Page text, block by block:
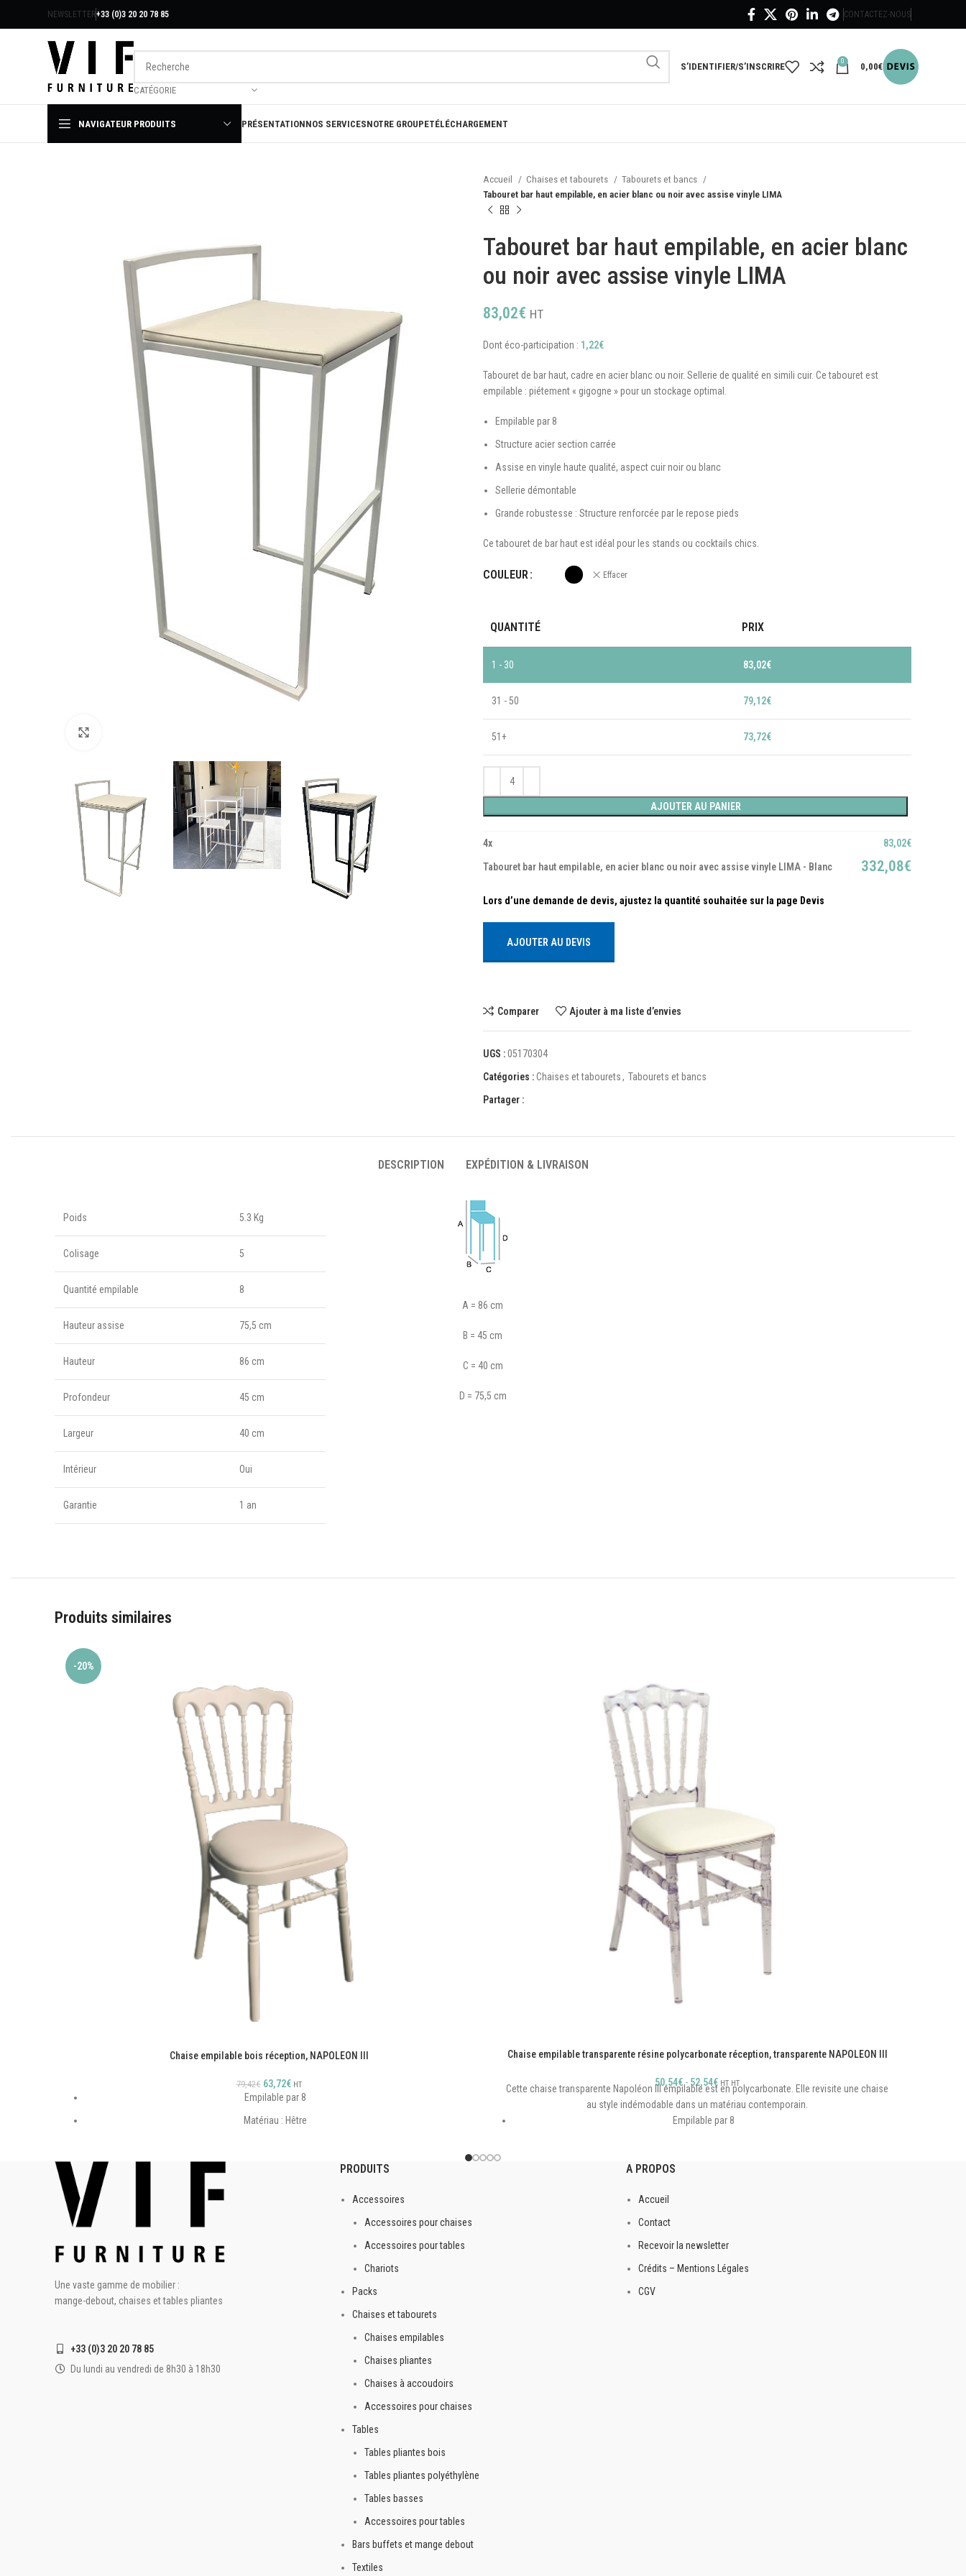
NEWSLETTER+33 (0)3 20 20 78 85 CONTACTEZ-NOUS
CATÉGORIE
S’IDENTIFIER/S’INSCRIRE
0
0,00€
NAVIGATEUR PRODUITS PRÉSENTATIONNOS SERVICESNOTRE GROUPETÉLÉCHARGEMENT
Accueil Chaises et tabourets
Tabourets et bancs
Tabouret bar haut empilable, en acier blanc ou noir avec assise vinyle LIMA
Tabouret bar haut empilable, en acier blanc
ou noir avec assise vinyle LIMA
83,02€ HT
Dont éco-participation : 1,22€
Tabouret de bar haut, cadre en acier blanc ou noir. Sellerie de qualité en simili cuir. Ce tabouret est
empilable : piétement « gigogne » pour un stockage optimal.
Empilable par 8
Structure acier section carrée
Assise en vinyle haute qualité, aspect cuir noir ou blanc
Sellerie démontable
Grande robustesse : Structure renforcée par le repose pieds
Ce tabouret de bar haut est idéal pour les stands ou cocktails chics.
COULEUR Effacer
QUANTITÉ PRIX
1 - 30 83,02€
31 - 50 79,12€
51+ 73,72€
AJOUTER AU PANIER
4x 83,02€
Tabouret bar haut empilable, en acier blanc ou noir avec assise vinyle LIMA - Blanc 332,08€
AJOUTER AU DEVIS
Comparer Ajouter à ma liste d’envies
UGS :05170304
Catégories :Chaises et tabourets, Tabourets et bancs
Partager :
DESCRIPTION EXPÉDITION & LIVRAISON
Poids 5.3 Kg
Colisage 5
Quantité empilable 8
Hauteur assise 75,5 cm
Hauteur 86 cm
Profondeur 45 cm
Largeur 40 cm
Intérieur Oui
Garantie 1 an
A = 86 cm
B = 45 cm
C = 40 cm
D = 75,5 cm
Produits similaires
-20%
Chaise empilable bois réception, NAPOLEON III
79,42€ 63,72€ HT
Empilable par 8
Matériau : Hêtre
Galette amovible en velours bordeaux ou noir et vinyle blanc fixée par velcro
Chaise empilable transparente résine polycarbonate réception, transparente NAPOLEON III
50,54€- 52,54€ HT HT
Cette chaise transparente Napoléon III empilable est en polycarbonate. Elle revisite une chaise
au style indémodable dans un matériau contemporain.
Empilable par 8
Extrêmement solide : Double barre de renfort latéral
Une vaste gamme de mobilier :
mange-debout, chaises et tables pliantes
+33 (0)3 20 20 78 85
Du lundi au vendredi de 8h30 à 18h30
PRODUITS
Accessoires
Accessoires pour chaises
Accessoires pour tables
Chariots
Packs
Chaises et tabourets
Chaises empilables
Chaises pliantes
Chaises à accoudoirs
Accessoires pour chaises
Tables
Tables pliantes bois
Tables pliantes polyéthylène
Tables basses
Accessoires pour tables
Bars buffets et mange debout
Textiles
A PROPOS
Accueil
Contact
Recevoir la newsletter
Crédits – Mentions Légales
CGV